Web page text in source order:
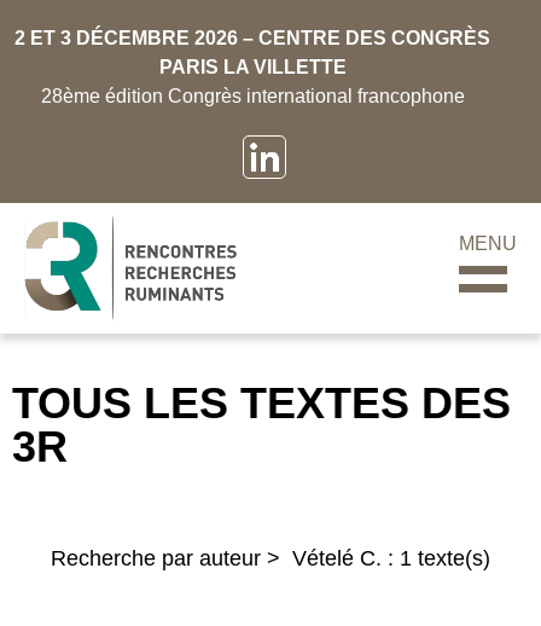
2 ET 3 DÉCEMBRE 2026 – CENTRE DES CONGRÈS
PARIS LA VILLETTE
28ème édition Congrès international francophone
MENU
TOUS LES TEXTES DES
3R
Recherche par auteur > Vételé C. : 1 texte(s)